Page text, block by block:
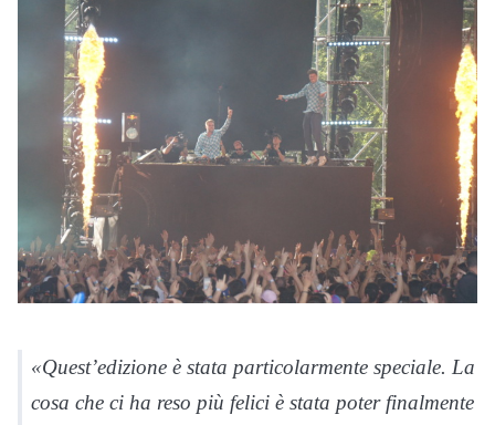
«Quest’edizione è stata particolarmente speciale. La
cosa che ci ha reso più felici è stata poter finalmente